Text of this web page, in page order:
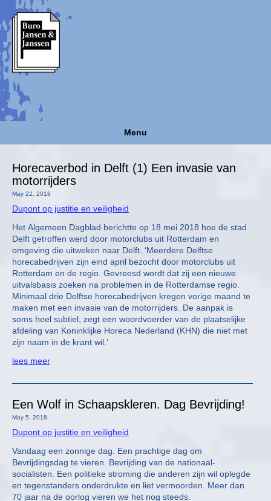
Menu
Horecaverbod in Delft (1) Een invasie van
motorrijders
May 22, 2018
Dupont op justitie en veiligheid
Het Algemeen Dagblad berichtte op 18 mei 2018 hoe de stad
Delft getroffen werd door motorclubs uit Rotterdam en
omgeving die uitweken naar Delft. ‘Meerdere Delftse
horecabedrijven zijn eind april bezocht door motorclubs uit
Rotterdam en de regio. Gevreesd wordt dat zij een nieuwe
uitvalsbasis zoeken na problemen in de Rotterdamse regio.
Minimaal drie Delftse horecabedrijven kregen vorige maand te
maken met een invasie van de motorrijders. De aanpak is
soms heel subtiel, zegt een woordvoerder van de plaatselijke
afdeling van Koninklijke Horeca Nederland (KHN) die niet met
zijn naam in de krant wil.’
lees meer
Een Wolf in Schaapskleren. Dag Bevrijding!
May 5, 2018
Dupont op justitie en veiligheid
Vandaag een zonnige dag. Een prachtige dag om
Bevrijdingsdag te vieren. Bevrijding van de nationaal-
socialisten. Een politieke stroming die anderen zijn wil oplegde
en tegenstanders onderdrukte en liet vermoorden. Meer dan
70 jaar na de oorlog vieren we het nog steeds.